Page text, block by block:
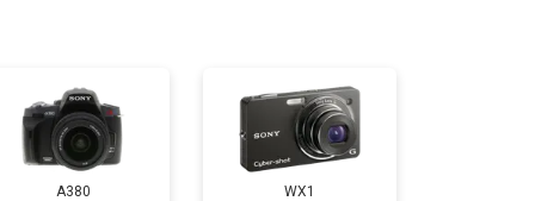
2300 ₽ Заказать
A380 WX1